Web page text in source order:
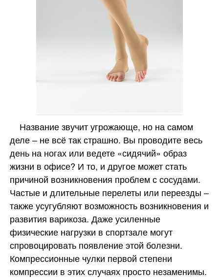
Название звучит угрожающе, но на самом
деле – не всё так страшно. Вы проводите весь
день на ногах или ведете «сидячий» образ
жизни в офисе? И то, и другое может стать
причиной возникновения проблем с сосудами.
Частые и длительные перелеты или переезды –
также усугубляют возможность возникновения и
развития варикоза. Даже усиленные
физические нагрузки в спортзале могут
спровоцировать появление этой болезни.
Компрессионные чулки первой степени
компрессии в этих случаях просто незаменимы.